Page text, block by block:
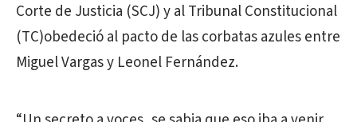
Corte de Justicia (SCJ) y al Tribunal Constitucional
(TC)obedeció al pacto de las corbatas azules entre
Miguel Vargas y Leonel Fernández.